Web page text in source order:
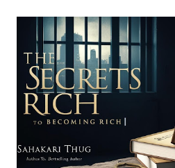
नेतागणहरूमा फोस्रो आडम्बरपूर्ण जीवन शैली
अमेरिकी अर्बपतिहरूले समेत अपनाउन लज्जा
ल्याउने सपना बाड्ने नेपाली कम्युनिष्टहरूले
यिनीहरूलाई अझै बुझाउन सकेको छैन कि